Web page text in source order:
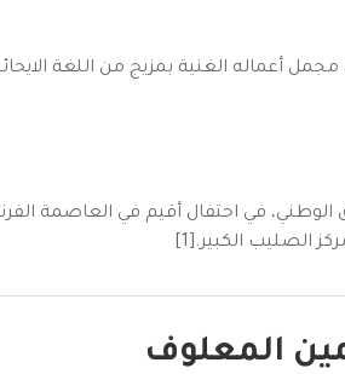
للأدب عن مجمل أعماله الغنية بمزيج من اللغة
ماكرون في 29 / 2/ 2020، وسام الاستحقاق الوطني، في
الصليب الكبير.[1]
المعلوف